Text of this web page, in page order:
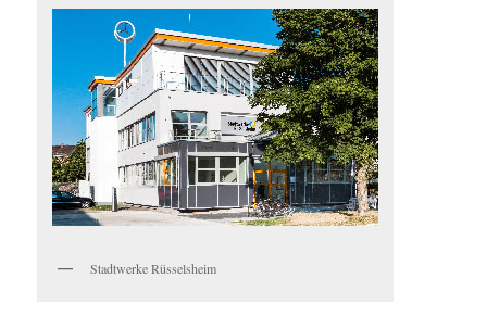
Stadtwerke Rüsselsheim